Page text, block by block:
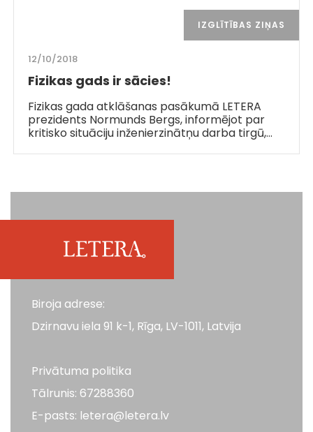
IZGLĪTĪBAS ZIŅAS
12/10/2018
Fizikas gads ir sācies!
Fizikas gada atklāšanas pasākumā LETERA
prezidents Normunds Bergs, informējot par
kritisko situāciju inženierzinātņu darba tirgū,…
Biroja adrese:
Dzirnavu iela 91 k-1, Rīga, LV-1011, Latvija
Privātuma politika
Tālrunis: 67288360
E-pasts: letera@letera.lv